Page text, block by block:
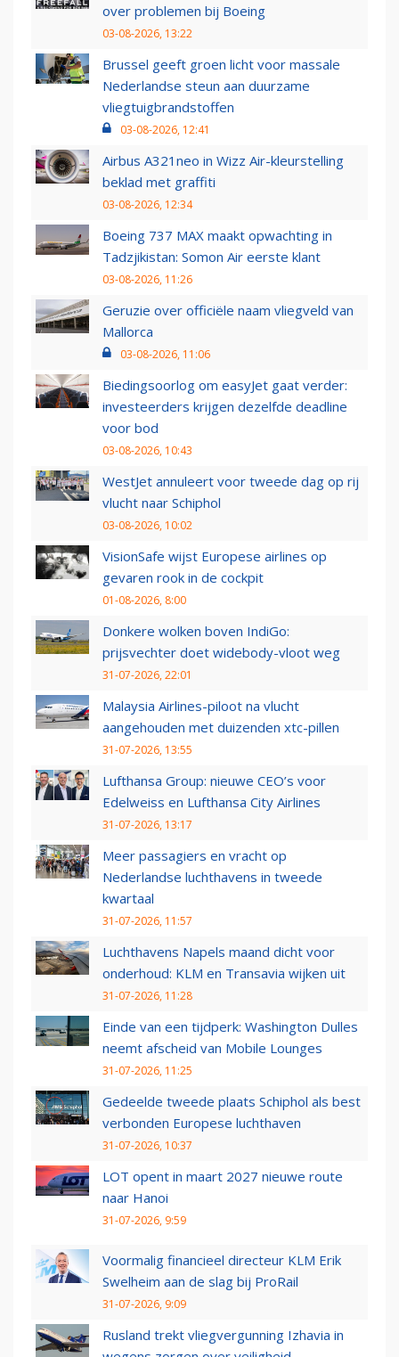
over problemen bij Boeing
03-08-2026, 13:22
Brussel geeft groen licht voor massale
Nederlandse steun aan duurzame
vliegtuigbrandstoffen
03-08-2026, 12:41
Airbus A321neo in Wizz Air-kleurstelling
beklad met graffiti
03-08-2026, 12:34
Boeing 737 MAX maakt opwachting in
Tadzjikistan: Somon Air eerste klant
03-08-2026, 11:26
Geruzie over officiële naam vliegveld van
Mallorca
03-08-2026, 11:06
Biedingsoorlog om easyJet gaat verder:
investeerders krijgen dezelfde deadline
voor bod
03-08-2026, 10:43
WestJet annuleert voor tweede dag op rij
vlucht naar Schiphol
03-08-2026, 10:02
VisionSafe wijst Europese airlines op
gevaren rook in de cockpit
01-08-2026, 8:00
Donkere wolken boven IndiGo:
prijsvechter doet widebody-vloot weg
31-07-2026, 22:01
Malaysia Airlines-piloot na vlucht
aangehouden met duizenden xtc-pillen
31-07-2026, 13:55
Lufthansa Group: nieuwe CEO’s voor
Edelweiss en Lufthansa City Airlines
31-07-2026, 13:17
Meer passagiers en vracht op
Nederlandse luchthavens in tweede
kwartaal
31-07-2026, 11:57
Luchthavens Napels maand dicht voor
onderhoud: KLM en Transavia wijken uit
31-07-2026, 11:28
Einde van een tijdperk: Washington Dulles
neemt afscheid van Mobile Lounges
31-07-2026, 11:25
Gedeelde tweede plaats Schiphol als best
verbonden Europese luchthaven
31-07-2026, 10:37
LOT opent in maart 2027 nieuwe route
naar Hanoi
31-07-2026, 9:59
Voormalig financieel directeur KLM Erik
Swelheim aan de slag bij ProRail
31-07-2026, 9:09
Rusland trekt vliegvergunning Izhavia in